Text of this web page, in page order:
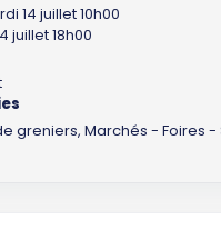
14 juillet 10h00
juillet 18h00
greniers, Marchés - Foires